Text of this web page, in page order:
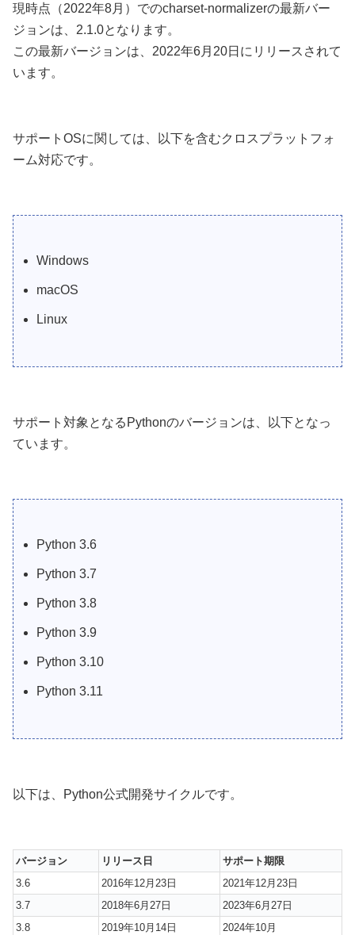
現時点（2022年8月）でのcharset-normalizerの最新バー
ジョンは、2.1.0となります。
この最新バージョンは、2022年6月20日にリリースされて
います。
サポートOSに関しては、以下を含むクロスプラットフォ
ーム対応です。
Windows
macOS
Linux
サポート対象となるPythonのバージョンは、以下となっ
ています。
Python 3.6
Python 3.7
Python 3.8
Python 3.9
Python 3.10
Python 3.11
以下は、Python公式開発サイクルです。
バージョン リリース日
サポート期限
3.6
2016年12月23日
2021年12月23日
3.7
2018年6月27日
2023年6月27日
3.8
2019年10月14日
2024年10月